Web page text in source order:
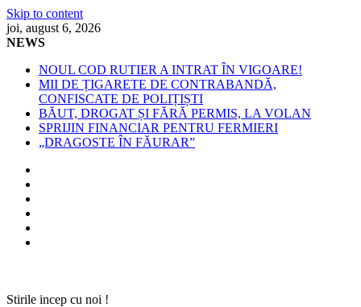
Skip to content
joi, august 6, 2026
NEWS
NOUL COD RUTIER A INTRAT ÎN VIGOARE!
MII DE ȚIGARETE DE CONTRABANDĂ,
CONFISCATE DE POLIȚIȘTI
BĂUT, DROGAT ȘI FĂRĂ PERMIS, LA VOLAN
SPRIJIN FINANCIAR PENTRU FERMIERI
„DRAGOSTE ÎN FĂURAR”
Stirile incep cu noi !